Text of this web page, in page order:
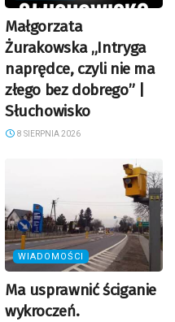
Małgorzata
Żurakowska „Intryga
naprędce, czyli nie ma
złego bez dobrego” |
Słuchowisko
8 SIERPNIA 2026
WIADOMOŚCI
Ma usprawnić ściganie
wykroczeń.